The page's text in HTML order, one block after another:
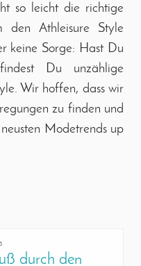
so leicht die richtige
den Athleisure Style
keine Sorge: Hast Du
Du unzählige
Wir hoffen, dass wir
zu finden und
Modetrends up
durch den